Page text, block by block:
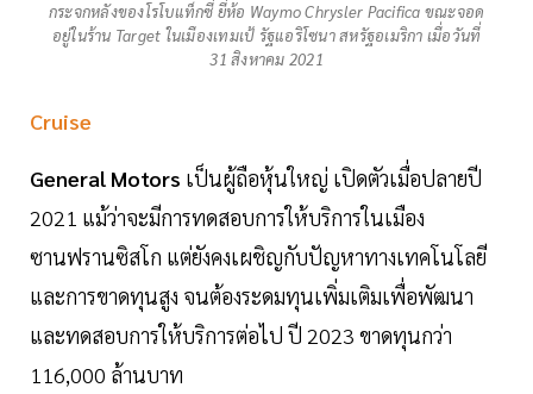
กระจกหลังของโรโบแท็กซี่ ยี่ห้อ Waymo Chrysler Pacifica ขณะจอด
อยู่ในร้าน Target ในเมืองเทมเป้ รัฐแอริโซนา สหรัฐอเมริกา เมื่อวันที่
31 สิงหาคม 2021
Cruise
General Motors เป็นผู้ถือหุ้นใหญ่ เปิดตัวเมื่อปลายปี
2021 แม้ว่าจะมีการทดสอบการให้บริการในเมือง
ซานฟรานซิสโก แต่ยังคงเผชิญกับปัญหาทางเทคโนโลยี
และการขาดทุนสูง จนต้องระดมทุนเพิ่มเติมเพื่อพัฒนา
และทดสอบการให้บริการต่อไป ปี 2023 ขาดทุนกว่า
116,000 ล้านบาท